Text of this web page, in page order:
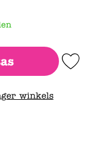
Add to
winkels